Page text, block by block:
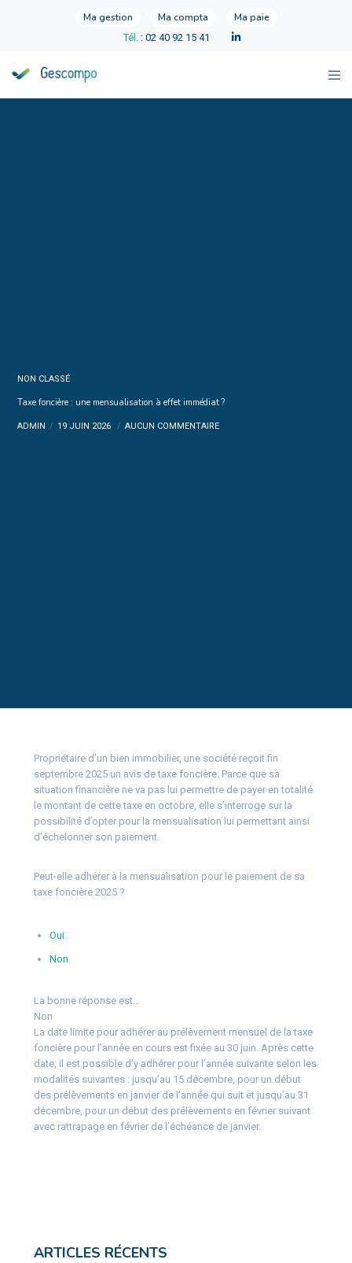
Ma gestion Ma compta Ma paie
Tél. : 02 40 92 15 41
NON CLASSÉ
Taxe foncière : une mensualisation à effet immédiat ?
ADMIN 19 JUIN 2026 AUCUN COMMENTAIRE
Propriétaire d’un bien immobilier, une société reçoit fin
septembre 2025 un avis de taxe foncière. Parce que sa
situation financière ne va pas lui permettre de payer en totalité
le montant de cette taxe en octobre, elle s’interroge sur la
possibilité d’opter pour la mensualisation lui permettant ainsi
d’échelonner son paiement.
Peut-elle adhérer à la mensualisation pour le paiement de sa
taxe foncière 2025 ?
Oui
Non
La bonne réponse est…
Non
La date limite pour adhérer au prélèvement mensuel de la taxe
foncière pour l’année en cours est fixée au 30 juin. Après cette
date, il est possible d’y adhérer pour l’année suivante selon les
modalités suivantes : jusqu’au 15 décembre, pour un début
des prélèvements en janvier de l’année qui suit et jusqu’au 31
décembre, pour un début des prélèvements en février suivant
avec rattrapage en février de l’échéance de janvier.
ARTICLES RÉCENTS